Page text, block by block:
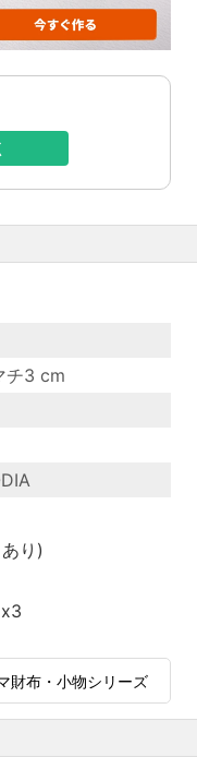
チ3 cm
り)
財布・小物シリーズ